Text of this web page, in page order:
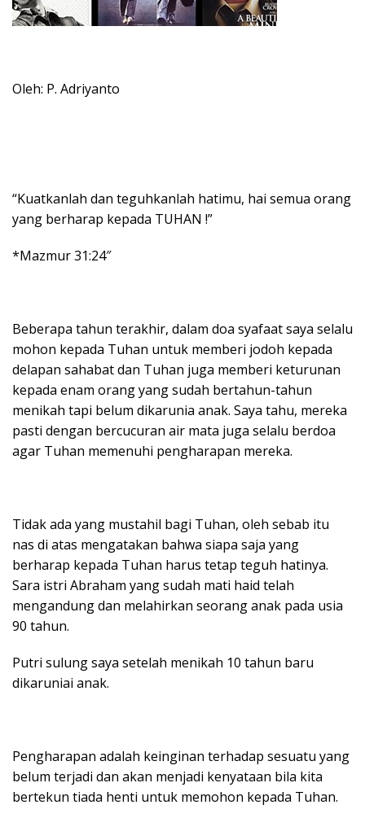
Oleh: P. Adriyanto
“Kuatkanlah dan teguhkanlah hatimu, hai semua orang
yang berharap kepada TUHAN !”
*Mazmur 31:24″
Beberapa tahun terakhir, dalam doa syafaat saya selalu
mohon kepada Tuhan untuk memberi jodoh kepada
delapan sahabat dan Tuhan juga memberi keturunan
kepada enam orang yang sudah bertahun-tahun
menikah tapi belum dikarunia anak. Saya tahu, mereka
pasti dengan bercucuran air mata juga selalu berdoa
agar Tuhan memenuhi pengharapan mereka.
Tidak ada yang mustahil bagi Tuhan, oleh sebab itu
nas di atas mengatakan bahwa siapa saja yang
berharap kepada Tuhan harus tetap teguh hatinya.
Sara istri Abraham yang sudah mati haid telah
mengandung dan melahirkan seorang anak pada usia
90 tahun.
Putri sulung saya setelah menikah 10 tahun baru
dikaruniai anak.
Pengharapan adalah keinginan terhadap sesuatu yang
belum terjadi dan akan menjadi kenyataan bila kita
bertekun tiada henti untuk memohon kepada Tuhan.